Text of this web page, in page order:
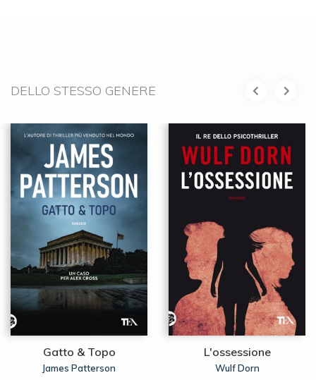
DELLO STESSO GENERE
Gatto & Topo
James Patterson
L'ossessione
Wulf Dorn